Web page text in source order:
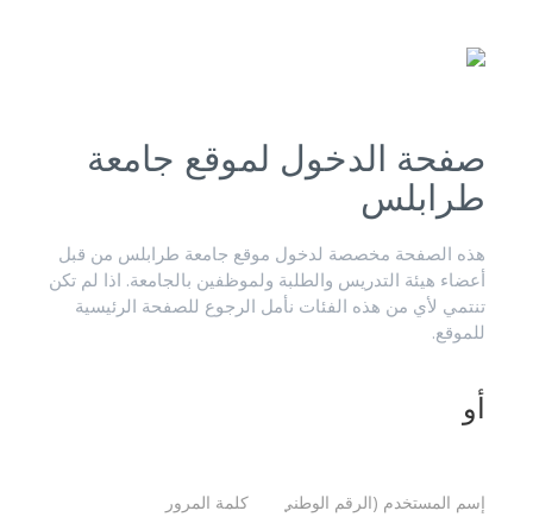
صفحة الدخول لموقع جامعة
طرابلس
هذه الصفحة مخصصة لدخول موقع جامعة طرابلس من قبل
أعضاء هيئة التدريس والطلبة ولموظفين بالجامعة. اذا لم تكن
تنتمي لأي من هذه الفئات نأمل الرجوع للصفحة الرئيسية
للموقع.
أو